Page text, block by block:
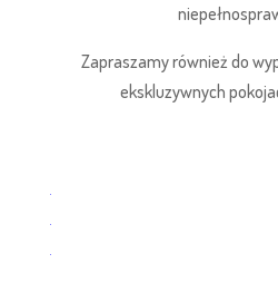
Zapraszamy również do
ekskluzywnych